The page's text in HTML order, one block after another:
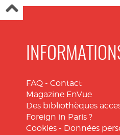
FAQ - Contact
Magazine EnVue
Des bibliothèques
Foreign in Paris ?
Cookies - Données